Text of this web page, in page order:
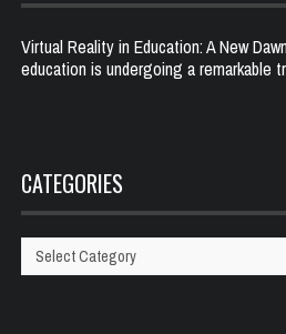
Virtual Reality in Education: A New
education is undergoing a remarkable
CATEGORIES
Categories